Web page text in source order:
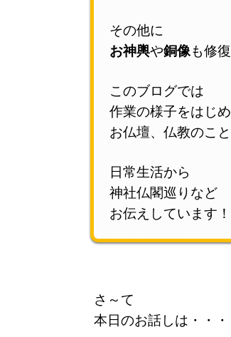
その他に
お神輿や銅像も修復
このブログでは
作業の様子をはじめ
お仏壇、 仏教のこと
日常生活から
神社仏閣巡りなど
お伝えしています！
さ～て
本日のお話しは・・・